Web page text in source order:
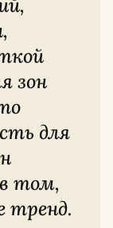
зон
для
том,
тренд.